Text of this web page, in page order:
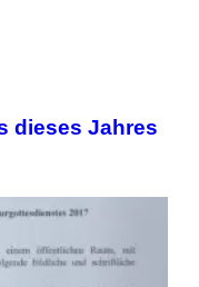
dieses Jahres